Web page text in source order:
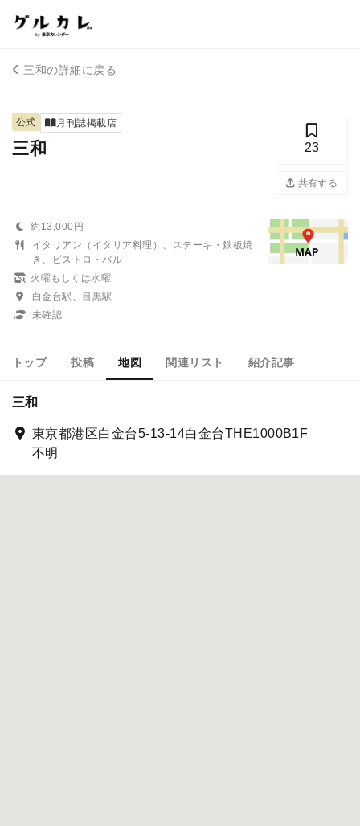
三和の詳細に戻る
公式 月刊誌掲載店
三和 23
共有する
約13,000円
イタリアン（イタリア料理）、ステーキ・鉄板焼
き、ビストロ・バル
火曜もしくは水曜
白金台駅、目黒駅
未確認
トップ 投稿 地図 関連リスト 紹介記事
三和
東京都港区白金台5-13-14白金台THE1000B1F
不明